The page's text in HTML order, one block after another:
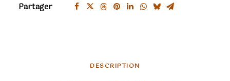
Partager
DESCRIPTION